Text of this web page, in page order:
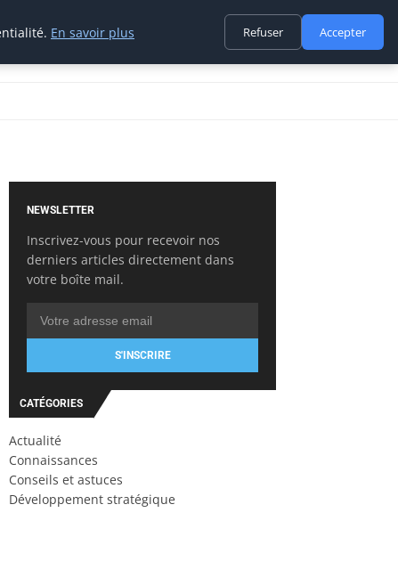
NEWSLETTER
Inscrivez-vous pour recevoir nos
derniers articles directement dans
votre boîte mail.
S'INSCRIRE
CATÉGORIES
Actualité
Connaissances
Conseils et astuces
Développement stratégique
En savoir plus Refuser Accepter